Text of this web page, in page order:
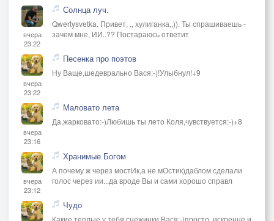
вчера
23:22
Солнца луч.
Qwertysvetka. Привет, ,, хулиганка,,)). Ты спрашиваешь -
зачем мне, ИИ..?? Постараюсь ответит
вчера
23:22
Песенка про поэтов
Ну Ваще,шедеврально Вася:-)!Улыбнул!+9
вчера
23:16
Маловато лета
Да,жарковато:-)Любишь ты лето Коля,чувствуется:-)+8
вчера
23:12
Хранимые Богом
А почему ж через мостИк,а не мОстик)даблом сделали
голос через ии...да вроде Вы и сами хорошо справл
Чудо
Какие теплые у тебя снежинки Вася:-)просто ,искренне и